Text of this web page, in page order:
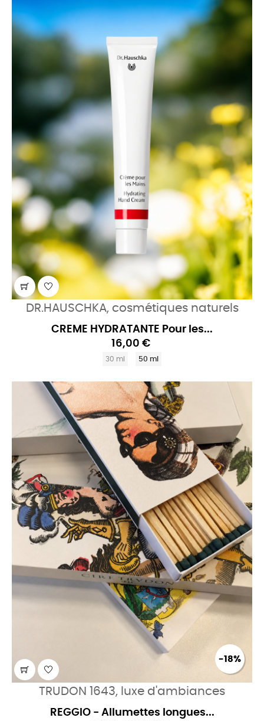
DR.HAUSCHKA, cosmétiques naturels
CREME HYDRATANTE Pour les...
16,00 €
30 ml 50 ml
-18%
TRUDON 1643, luxe d'ambiances
REGGIO - Allumettes longues...